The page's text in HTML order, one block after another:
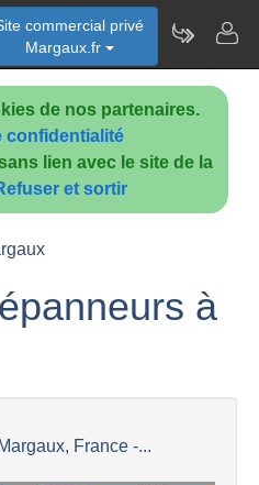
de nos partenaires.
confidentialité
lien avec le site de la
et sortir
commercial privé
Margaux.fr
à
France -...